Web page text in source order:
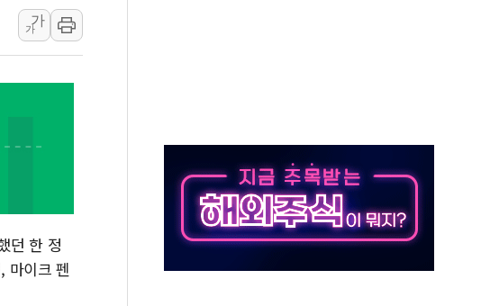
합특검, '尹 관저 이전 감사 무마' 유병호 감사위원 구속 기소
건 네이버…내년 AI 팩토리 매출 본격화
래닛 창업재단, 스타트업 지원 프로그램 성료
가
가
던 한 정
마이크 펜